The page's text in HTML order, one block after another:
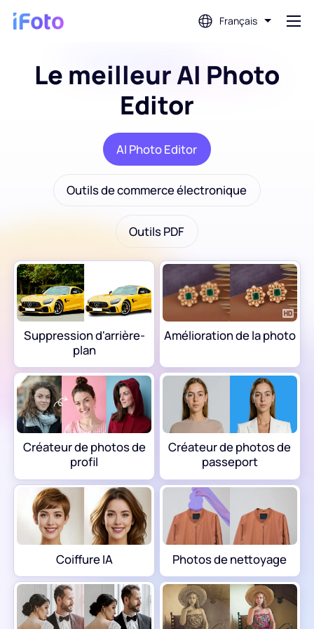
Français
Connex
Suppression d'arrière-plan
Créateur de photos de profil
Créateur de photos de passeport
Coiffure IA
Photos de nettoyage
Restaurer une vieille photo
Coloriser une photo
Compresseur d'images gratuit
Outils de commerce électronique
Modèles de mode IA
Recoloration de vêtements
Outils PDF
Traducteur PDF
Découvrir tous les outils
Le meilleur AI Photo
Editor
AI Photo Editor
Outils de commerce électronique
Outils PDF
Suppression d'arrière-
plan
Amélioration de la photo
Créateur de photos de
profil
Créateur de photos de
passeport
Coiffure IA Photos de nettoyage